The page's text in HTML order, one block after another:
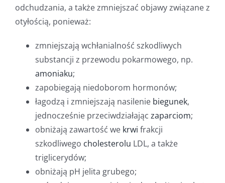
odchudzania, a także zmniejszać objawy związane z
otyłością, ponieważ:
zmniejszają wchłanialność szkodliwych
substancji z przewodu pokarmowego, np.
amoniaku;
zapobiegają niedoborom hormonów;
łagodzą i zmniejszają nasilenie biegunek,
jednocześnie przeciwdziałając zaparciom;
obniżają zawartość we krwi frakcji
szkodliwego cholesterolu LDL, a także
triglicerydów;
obniżają pH jelita grubego;